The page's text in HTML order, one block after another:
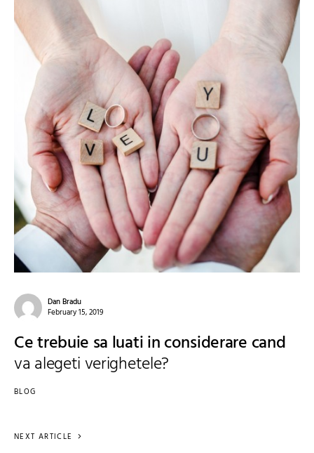
Dan Bradu
February 15, 2019
Ce trebuie sa luati in considerare cand
va alegeti verighetele?
BLOG
NEXT ARTICLE